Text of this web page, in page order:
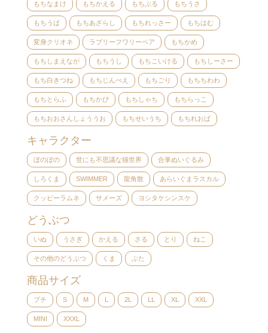
もちなまけ もちかえる もちぶる もちうさ
もちうぱ もちあざらし もちれっさー もちはむ
変身クリオネ ラブリーフワリーベア もちかめ
もちしまえなが もちうし もちこいける もちしーさー
もち白きつね もちじんべえ もちごり もちちわわ
もちとらふ もちかぴ もちしゃち もちらっこ
もちおおさんしょううお もちせいうち もちれおぱ
キャラクター
ぼのぼの 世にも不思議な猫世界 合掌ぬいぐるみ
しろくま SWIMMER 龍角散 あらいぐまラスカル
クッピーラムネ サメーズ ヨシタケシンスケ
どうぶつ
いぬ うさぎ かえる さる とり ねこ
その他のどうぶつ くま ぶた
商品サイズ
プチ S M L 2L LL XL XXL
MINI XXXL